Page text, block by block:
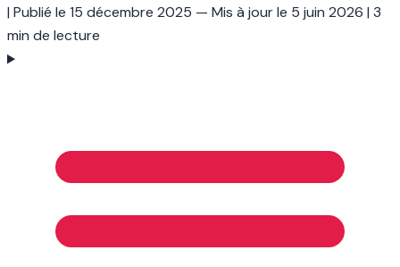
| Publié le 15 décembre 2025 — Mis à jour le 5 juin 2026 | 3
min de lecture